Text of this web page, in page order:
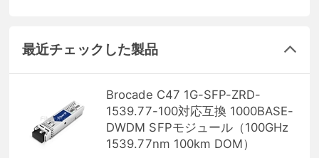
最近チェックした製品
Brocade C47 1G-SFP-ZRD-
1539.77-100対応互換 1000BASE-
DWDM SFPモジュール（100GHz
1539.77nm 100km DOM）